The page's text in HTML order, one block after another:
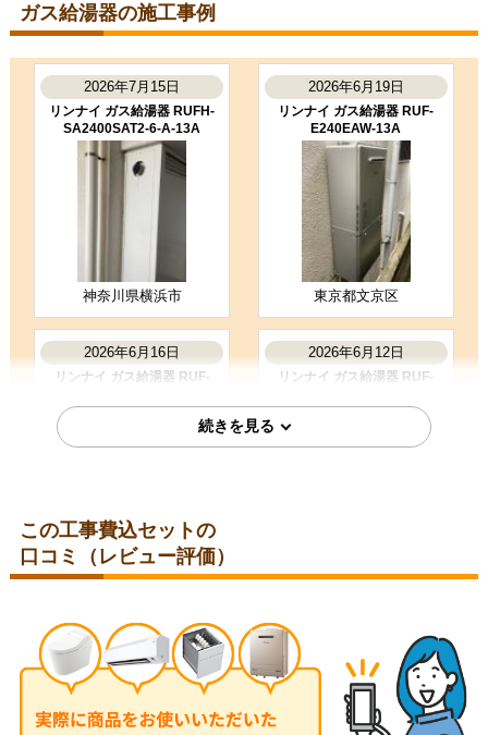
神奈川県相模原市
ガス給湯器工事のお客様
GT-C2072SAW-1-BL-13A-20A
コメント
養生もしっかりしていて、丁寧な仕
事をされていました。
（ご本人様より）
★★★★★ 受注満足度 ★★★★☆
レビューの評価が良かった
お客様の声をもっと見る
ガス給湯器の施工事例
2026年7月15日
リンナイ ガス給湯器 RUFH-
SA2400SAT2-6-A-13A
神奈川県横浜市
2026年6月19日
リンナイ ガス給湯器 RUF-
E240EAW-13A
東京都文京区
2026年6月16日
リンナイ ガス給湯器 RUF-
東京都東久留米市
2026年6月12日
リンナイ ガス給湯器 RUF-
リンナイ ガス給湯器 BSET-
R4-002-13A
リンナイ ガス給湯器 RUFH-
E2407SAW-A-13A
この工事費込セットの
口コミ（レビュー評価）